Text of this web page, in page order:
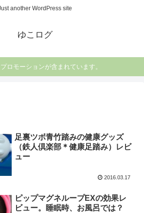
another WordPress site
ゆこログ
ロモーションが含まれています。
足裏ツボ青竹踏みの健康グッズ
（鉄人倶楽部＊健康足踏み）レビ
ュー
2016.03.17
ピップマグネループEXの効果レ
ビュー。睡眠時、お風呂では？